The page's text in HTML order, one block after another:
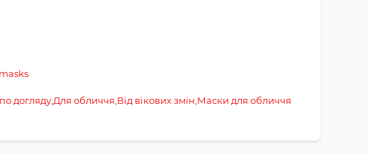
догляду,Для обличчя,Від вікових змін,Маски для обличчя